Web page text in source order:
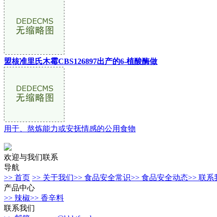
盟核准里氏木霉CBS126897出产的6-植酸酶做
用于、熬炼能力或安抚情感的公用食物
欢迎与我们联系
导航
>> 首页 >> 关于我们>> 食品安全常识>> 食品安全动态>> 联系
产品中心
>> 辣椒>> 香辛料
联系我们